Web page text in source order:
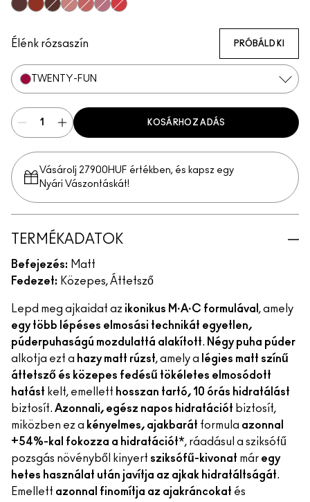
Devoted To Chili
Twenty-Fun
Teddy 2.0
My Best Life
Off The Market
Dubonnet Buzz
Moving On Up
Brickthrough
Élénk rózsaszín PRÓBÁLD KI
TWENTY-FUN
KOSÁRHOZ ADÁS
Vásárolj 27900HUF értékben, és kapsz egy
Nyári Vászontáskát!
TERMÉKADATOK
Befejezés: Matt
Fedezet: Közepes, Áttetsző
Lepd meg ajkaidat az ikonikus M·A·C formulával , amely
egy több lépéses elmosási technikát egyetlen,
púderpuhaságú mozdulattá alakított. Négy puha púder
alkotja ezt a hazy matt rúzst, amely a légies matt színű
áttetsző és közepes fedésű tökéletes elmosódott
hatást kelt, emellett hosszan tartó, 10 órás hidratálást
biztosít. Azonnali, egész napos hidratációt biztosít,
miközben ez a kényelmes, ajakbarát formula azonnal
+54%-kal fokozza a hidratációt*, ráadásul a sziksófű
pozsgás növényből kinyert sziksófű-kivonat már egy
hetes használat után javítja az ajkak hidratáltságát.
Emellett azonnal finomítja az ajakráncokat és